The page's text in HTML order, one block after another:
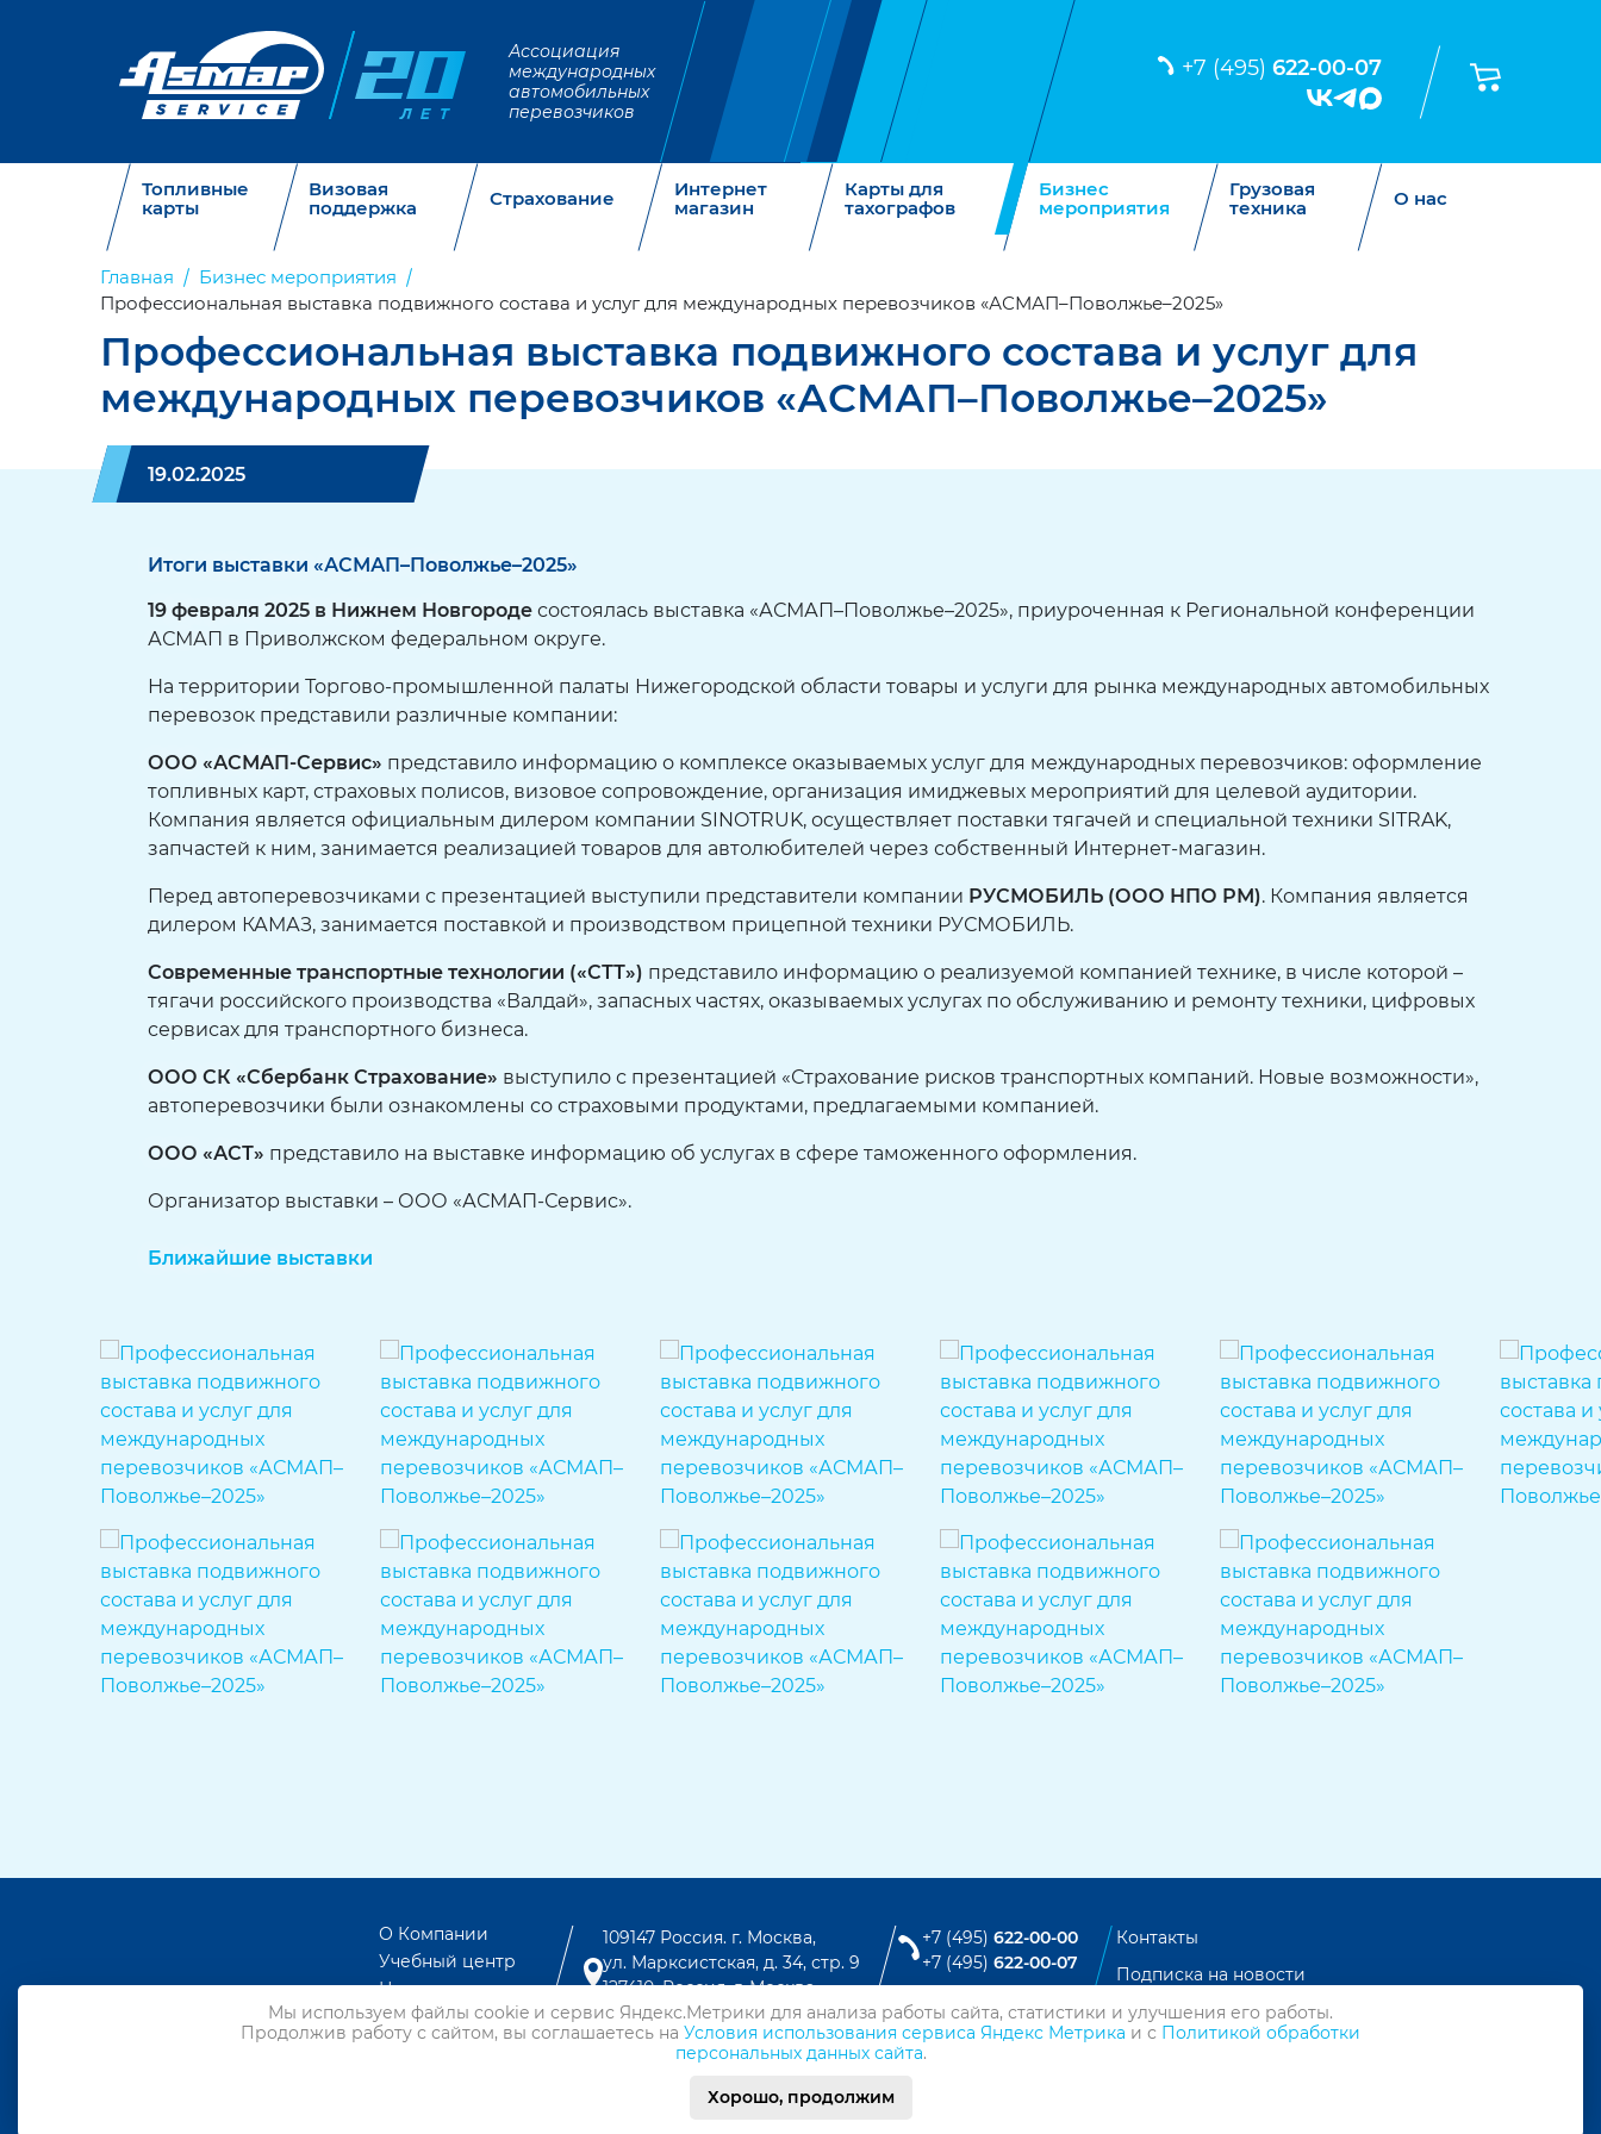
Ассоциация
международных
автомобильных
перевозчиков
+7 (495) 622-00-07
Топливные
карты
Визовая
поддержка
Страхование
Интернет
магазин
Карты для
тахографов
Бизнес
мероприятия
Грузовая
техника
О нас
Главная
Бизнес мероприятия
Профессиональная выставка подвижного состава и услуг для международных перевозчиков «АСМАП–Поволжье–2025»
Профессиональная выставка подвижного состава и услуг для
международных перевозчиков «АСМАП–Поволжье–2025»
19.02.2025
Итоги выставки «АСМАП–Поволжье–2025»
19 февраля 2025 в Нижнем Новгороде состоялась выставка «АСМАП–Поволжье–2025», приуроченная к Региональной конференции
АСМАП в Приволжском федеральном округе.
На территории Торгово-промышленной палаты Нижегородской области товары и услуги для рынка международных автомобильных
перевозок представили различные компании:
ООО «АСМАП-Сервис» представило информацию о комплексе оказываемых услуг для международных перевозчиков: оформление
топливных карт, страховых полисов, визовое сопровождение, организация имиджевых мероприятий для целевой аудитории.
Компания является официальным дилером компании SINOTRUK, осуществляет поставки тягачей и специальной техники SITRAK,
запчастей к ним, занимается реализацией товаров для автолюбителей через собственный Интернет-магазин.
Перед автоперевозчиками с презентацией выступили представители компании РУСМОБИЛЬ (ООО НПО РМ). Компания является
дилером КАМАЗ, занимается поставкой и производством прицепной техники РУСМОБИЛЬ.
Современные транспортные технологии («СТТ») представило информацию о реализуемой компанией технике, в числе которой –
тягачи российского производства «Валдай», запасных частях, оказываемых услугах по обслуживанию и ремонту техники, цифровых
сервисах для транспортного бизнеса.
ООО СК «Сбербанк Страхование» выступило с презентацией «Страхование рисков транспортных компаний. Новые возможности»,
автоперевозчики были ознакомлены со страховыми продуктами, предлагаемыми компанией.
ООО «АСТ» представило на выставке информацию об услугах в сфере таможенного оформления.
Организатор выставки – ООО «АСМАП-Сервис».
Ближайшие выставки
О Компании
Учебный центр
Новости
Статьи
Реклама
109147 Россия. г. Москва,
ул. Марксистская, д. 34, стр. 9
127410, Россия. г. Москва,
Алтуфьевское шоссе, 41
+7 (495)622-00-00
+7 (495)622-00-07
Telegram
MAX
Контакты
Подписка на новости
Политика конфиденциальности
Политика обработки персональных данных
Мы используем файлы cookie и сервис Яндекс.Метрики для анализа работы сайта, статистики и улучшения его работы.
Продолжив работу с сайтом, вы соглашаетесь на Условия использования сервиса Яндекс Метрика и с Политикой обработки
персональных данных сайта.
Хорошо, продолжим